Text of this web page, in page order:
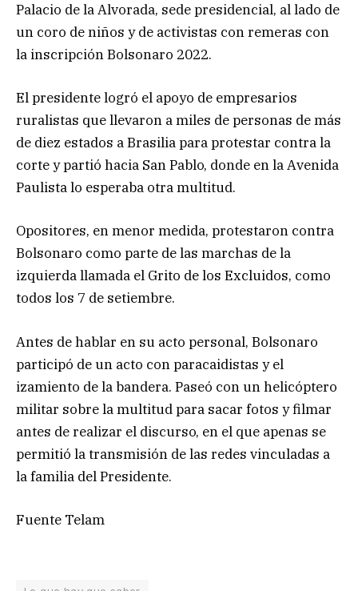
Palacio de la Alvorada, sede presidencial, al lado de
un coro de niños y de activistas con remeras con
la inscripción Bolsonaro 2022.
El presidente logró el apoyo de empresarios
ruralistas que llevaron a miles de personas de más
de diez estados a Brasilia para protestar contra la
corte y partió hacia San Pablo, donde en la Avenida
Paulista lo esperaba otra multitud.
Opositores, en menor medida, protestaron contra
Bolsonaro como parte de las marchas de la
izquierda llamada el Grito de los Excluidos, como
todos los 7 de setiembre.
Antes de hablar en su acto personal, Bolsonaro
participó de un acto con paracaidistas y el
izamiento de la bandera. Paseó con un helicóptero
militar sobre la multitud para sacar fotos y filmar
antes de realizar el discurso, en el que apenas se
permitió la transmisión de las redes vinculadas a
la familia del Presidente.
Fuente Telam